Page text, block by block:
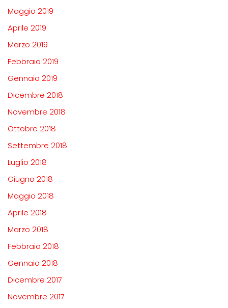
Maggio 2019
Aprile 2019
Marzo 2019
Febbraio 2019
Gennaio 2019
Dicembre 2018
Novembre 2018
Ottobre 2018
Settembre 2018
Luglio 2018
Giugno 2018
Maggio 2018
Aprile 2018
Marzo 2018
Febbraio 2018
Gennaio 2018
Dicembre 2017
Novembre 2017